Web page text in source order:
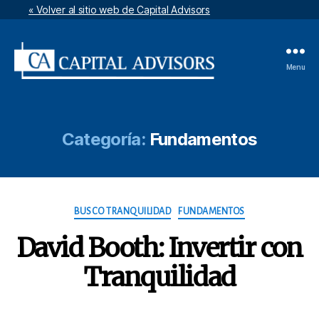
« Volver al sitio web de Capital Advisors
Advisors
Menu
Categoría: Fundamentos
Categories
BUSCO TRANQUILIDAD FUNDAMENTOS
David Booth: Invertir con
Tranquilidad